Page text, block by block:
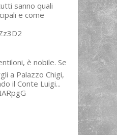
sanno quali
e come
è nobile. Se
a Palazzo Chigi,
il Conte Luigi...